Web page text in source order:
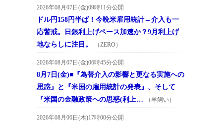
2026年08月07日(金)09時11分公開
ドル円158円半ば！今晩米雇用統計→介入も一
応警戒。日銀利上げペース加速か？9月利上げ
地ならしに注目。
（ZERO）
2026年08月07日(金)06時45分公開
8月7日(金)■『為替介入の影響と更なる実施への
思惑』と『米国の雇用統計の発表』、そして
『米国の金融政策への思惑(利上…
（羊飼い）
2026年08月06日(木)17時00分公開